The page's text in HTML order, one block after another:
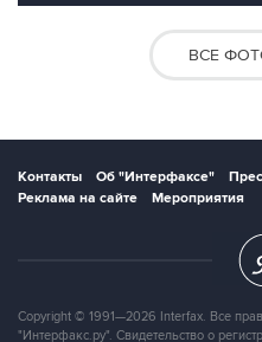
ВСЕ
Контакты Об "Интерфаксе"
Реклама на сайте
Мероприятия
Copyright © 1991—2026 Interfax. Все
"Интерфакс.ру". Свидетельство о